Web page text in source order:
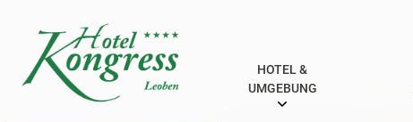
HOTEL &
UMGEBUNG